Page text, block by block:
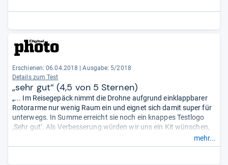
Erschienen: 06.04.2018 | Ausgabe: 5/2018
Details zum Test
„sehr gut“ (4,5 von 5 Sternen)
„... Im Reisegepäck nimmt die Drohne aufgrund einklappbarer
Rotorarme nur wenig Raum ein und eignet sich damit super für
unterwegs. In Summe erreicht sie noch ein knappes Testlogo
‚Sehr gut‘. Als Verbesserung würden wir uns ein Kit wünschen,
(ähnlich wie bei den Advanced- Modellen) sowie eine
mehr...